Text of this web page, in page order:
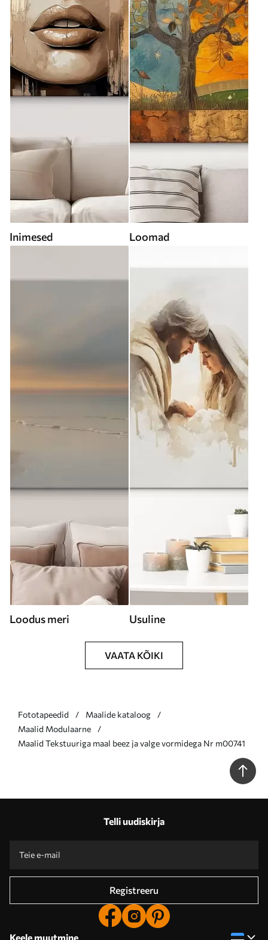
Inimesed Loomad
Loodus meri Usuline
VAATA KÕIKI
Fototapeedid
Maalide kataloog
Maalid Modulaarne
Maalid Tekstuuriga maal beez ja valge vormidega Nr m00741
Telli uudiskirja
Registreeru
Keele muutmine